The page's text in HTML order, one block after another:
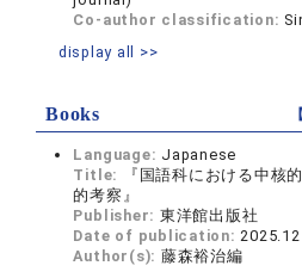
Co-author classification:
display all >>
Books
Language: Japanese
Title:
『国語科における中核
的考察』
Publisher: 東洋館出版社
Date of publication:2025.12
Author(s): 藤森裕治編